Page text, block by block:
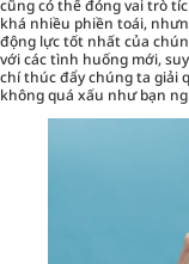
cũng có thể đóng vai trò
khá nhiều phiền toái,
động lực tốt nhất của
với các tình huống mới,
chí thúc đẩy chúng ta giải
không quá xấu như bạn